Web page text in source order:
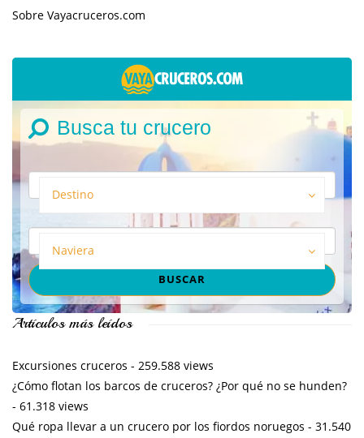
Sobre Vayacruceros.com
Busca tu crucero
Destino
Naviera
Artículos más leídos
Excursiones cruceros - 259.588 views
¿Cómo flotan los barcos de cruceros? ¿Por qué no se hunden?
- 61.318 views
Qué ropa llevar a un crucero por los fiordos noruegos - 31.540